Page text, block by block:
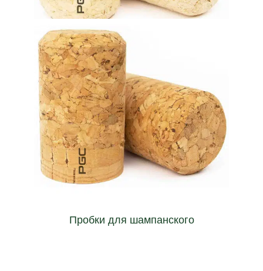
Агломерированные пробковые пробки
Пробки для шампанского
Capable of managing the high pressure inside the bottle
assuring that champagne, cava, beer or sparkling wine
will keep its bubbly freshness for longer.